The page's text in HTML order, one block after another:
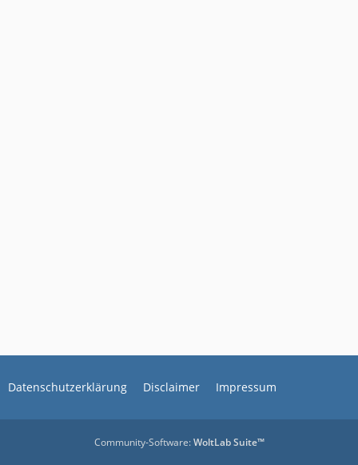
Datenschutzerklärung Disclaimer Impressum
Community-Software:WoltLab Suite™